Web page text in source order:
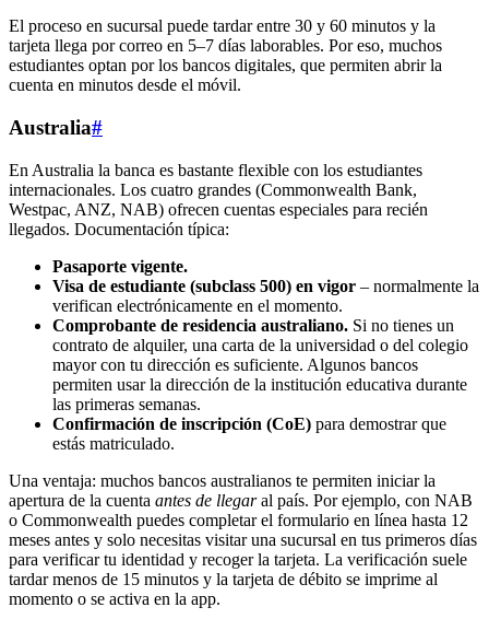
El proceso en sucursal puede tardar entre 30 y 60 minutos y la
tarjeta llega por correo en 5–7 días laborables. Por eso, muchos
estudiantes optan por los bancos digitales, que permiten abrir la
cuenta en minutos desde el móvil.
Australia#
En Australia la banca es bastante flexible con los estudiantes
internacionales. Los cuatro grandes (Commonwealth Bank,
Westpac, ANZ, NAB) ofrecen cuentas especiales para recién
llegados. Documentación típica:
Pasaporte vigente.
Visa de estudiante (subclass 500) en vigor – normalmente la
verifican electrónicamente en el momento.
Comprobante de residencia australiano. Si no tienes un
contrato de alquiler, una carta de la universidad o del colegio
mayor con tu dirección es suficiente. Algunos bancos
permiten usar la dirección de la institución educativa durante
las primeras semanas.
Confirmación de inscripción (CoE) para demostrar que
estás matriculado.
Una ventaja: muchos bancos australianos te permiten iniciar la
apertura de la cuenta antes de llegaral país. Por ejemplo, con NAB
o Commonwealth puedes completar el formulario en línea hasta 12
meses antes y solo necesitas visitar una sucursal en tus primeros días
para verificar tu identidad y recoger la tarjeta. La verificación suele
tardar menos de 15 minutos y la tarjeta de débito se imprime al
momento o se activa en la app.